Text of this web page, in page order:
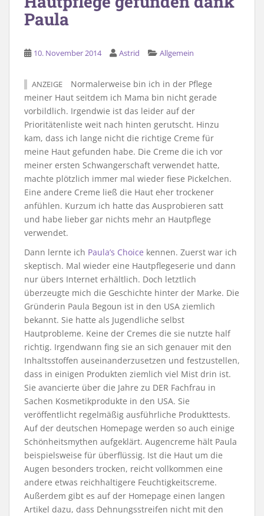
Paula
10. November 2014 Astrid Allgemein
ANZEIGE
Normalerweise bin ich in der Pflege
meiner Haut seitdem ich Mama bin nicht gerade
vorbildlich. Irgendwie ist das leider auf der
Prioritätenliste weit nach hinten gerutscht. Hinzu
kam, dass ich lange nicht die richtige Creme für
meine Haut gefunden habe. Die Creme die ich vor
meiner ersten Schwangerschaft verwendet hatte,
machte plötzlich immer mal wieder fiese Pickelchen.
Eine andere Creme ließ die Haut eher trockener
anfühlen. Kurzum ich hatte das Ausprobieren satt
und habe lieber gar nichts mehr an Hautpflege
verwendet.
Dann lernte ich Paula’s Choice kennen. Zuerst war ich
skeptisch. Mal wieder eine Hautpflegeserie und dann
nur übers Internet erhältlich. Doch letztlich
überzeugte mich die Geschichte hinter der Marke. Die
Gründerin Paula Begoun ist in den USA ziemlich
bekannt. Sie hatte als Jugendliche selbst
Hautprobleme. Keine der Cremes die sie nutzte half
richtig. Irgendwann fing sie an sich genauer mit den
Inhaltsstoffen auseinanderzusetzen und festzustellen,
dass in einigen Produkten ziemlich viel Mist drin ist.
Sie avancierte über die Jahre zu DER Fachfrau in
Sachen Kosmetikprodukte in den USA. Sie
veröffentlicht regelmäßig ausführliche Produkttests.
Auf der deutschen Homepage werden so auch einige
Schönheitsmythen aufgeklärt. Augencreme hält Paula
beispielsweise für überflüssig. Ist die Haut um die
Augen besonders trocken, reicht vollkommen eine
andere etwas reichhaltigere Feuchtigkeitscreme.
Außerdem gibt es auf der Homepage einen langen
Artikel dazu, dass Dehnungsstreifen nicht mit den